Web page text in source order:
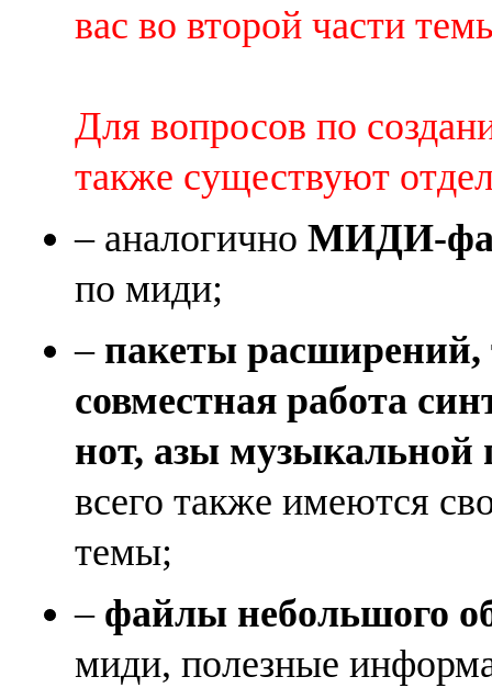
вас во второй части
Для вопросов по
также существуют
– аналогично МИДИ-
по миди;
– пакеты
совместная работа
нот, азы музыкальной
всего также имеются
темы;
– файлы небольшого
миди, полезные